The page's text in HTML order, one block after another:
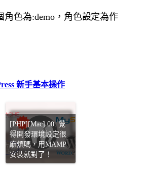
角色為:demo，角色設定為作
新手基本操作
[PHP][Mac] 00. 覺
得開發環境設定很
麻煩嗎，用MAMP
安裝就對了！